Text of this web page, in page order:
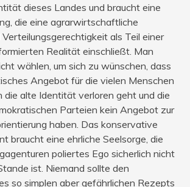
dieses Landes und braucht eine
die eine agrarwirtschaftliche
als Teil einer
Realität einschließt. Man
wählen, um sich zu wünschen, dass
Angebot für die vielen Menschen
die alte Identität verloren geht und die
Parteien kein Angebot zur
haben. Das konservative
braucht eine ehrliche Seelsorge, die
poliertes Ego sicherlich nicht
ist. Niemand sollte den
so simplen aber gefährlichen Rezepts